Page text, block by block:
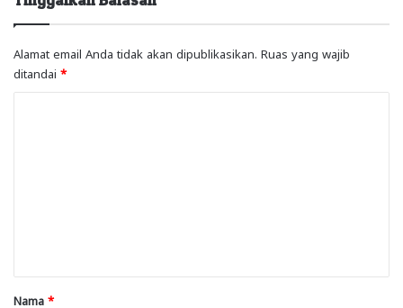
Alamat email Anda tidak akan dipublikasikan. Ruas yang wajib
ditandai *
rNama *